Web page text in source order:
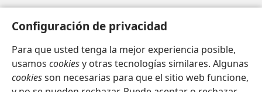
Configuración de privacidad
Para que usted tenga la mejor experiencia posible,
usamos cookiesy otras tecnologías similares. Algunas
cookiesson necesarias para que el sitio web funcione,
(abre
una
ventana)
INTERNETPI QELQANCHISKUNA Watchtower™
(abre